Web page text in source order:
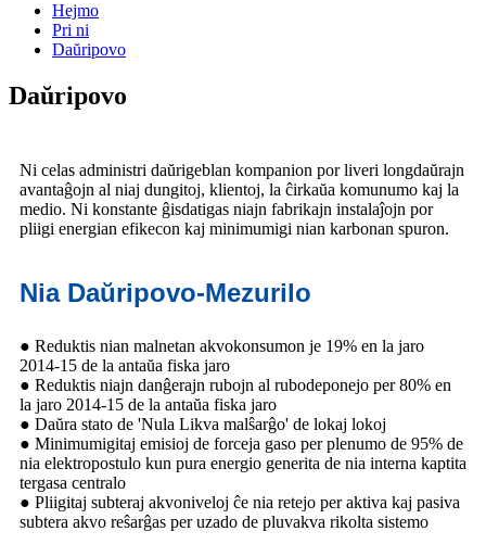
Hejmo
Pri ni
Daŭripovo
Daŭripovo
Ni celas administri daŭrigeblan kompanion por liveri longdaŭrajn
avantaĝojn al niaj dungitoj, klientoj, la ĉirkaŭa komunumo kaj la
medio. Ni konstante ĝisdatigas niajn fabrikajn instalaĵojn por
pliigi energian efikecon kaj minimumigi nian karbonan spuron.
Nia Daŭripovo-Mezurilo
● Reduktis nian malnetan akvokonsumon je 19% en la jaro
2014-15 de la antaŭa fiska jaro
● Reduktis niajn danĝerajn rubojn al rubodeponejo per 80% en
la jaro 2014-15 de la antaŭa fiska jaro
● Daŭra stato de 'Nula Likva malŝarĝo' de lokaj lokoj
● Minimumigitaj emisioj de forceja gaso per plenumo de 95% de
nia elektropostulo kun pura energio generita de nia interna kaptita
tergasa centralo
● Pliigitaj subteraj akvoniveloj ĉe nia retejo per aktiva kaj pasiva
subtera akvo reŝarĝas per uzado de pluvakva rikolta sistemo